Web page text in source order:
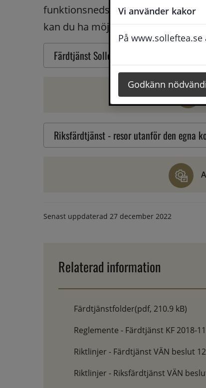
Vi använder kakor
På
Godkänn
funktionsnedsättning som medför
kan du ha möjlighet att få
Färdtjänst Sollefteå
Riksfärdtjänst - resor utanför den egna
Senast uppdaterad 27 december 2022
Relaterad information
Färdtjänstfolder(pdf, 210.9 kB)
Reglemente - Färdtjänst KF 2018-
Riktlinjer - Färdtjänst VÄN beslut
Riktlinjer - Riksfärdtjänst VÄN